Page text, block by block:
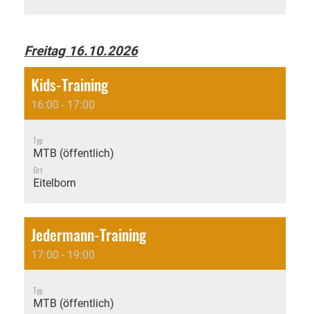
Freitag 16.10.2026
Kids-Training
16:00 - 17:00
Typ
MTB (öffentlich)
Ort
Eitelborn
Jedermann-Training
17:00 - 19:00
Typ
MTB (öffentlich)